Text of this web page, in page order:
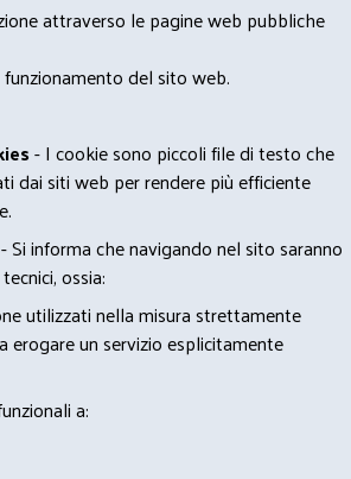
attraverso le pagine web pubbliche
del sito web.
- I cookie sono piccoli file di testo che
dai siti web per rendere più efficiente
- Si informa che navigando nel sito saranno
ossia:
utilizzati nella misura strettamente
erogare un servizio esplicitamente
a: